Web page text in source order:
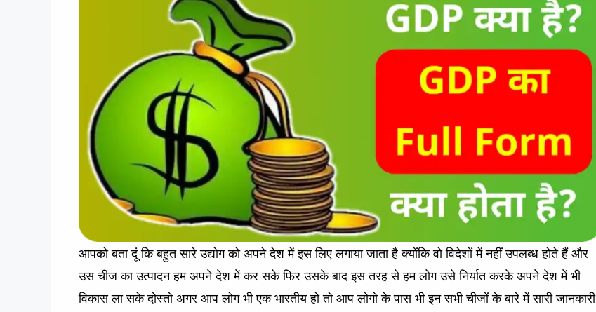
आपको बता दूं कि बहुत सारे उद्योग को अपने देश में इस लिए लगाया जाता है क्योंकि वो विदेशों में नहीं उपलब्ध होते हैं और
उस चीज का उत्पादन हम अपने देश में कर सके फिर उसके बाद इस तरह से हम लोग उसे निर्यात करके अपने देश में भी
विकास ला सके दोस्तो अगर आप लोग भी एक भारतीय हो तो आप लोगो के पास भी इन सभी चीजों के बारे में सारी जानकारी